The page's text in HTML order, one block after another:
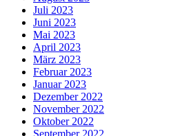
Juli 2023
Juni 2023
Mai 2023
April 2023
März 2023
Februar 2023
Januar 2023
Dezember 2022
November 2022
Oktober 2022
September 2022